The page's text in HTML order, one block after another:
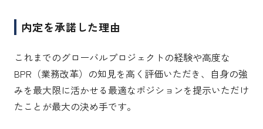
内定を承諾した理由
これまでのグローバルプロジェクトの経験や高度な
BPR（業務改革）の知見を高く評価いただき、自身の強
みを最大限に活かせる最適なポジションを提示いただけ
たことが最大の決め手です。